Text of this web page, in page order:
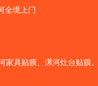
全境上门
家具贴膜 漯河灶台贴膜